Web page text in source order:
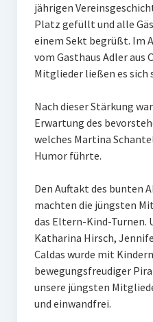
Kinderturnen 5 – 7 Jahre
Männerfit
Verein
Mitglied werden
Förderverein
Gaststätte
Fans
Anpfiff
Fanshop
jährigen
Platz gefüllt und alle
einem Sekt begrüßt. Im
vom Gasthaus Adler aus
Mitglieder ließen es sich
Nach dieser Stärkung
Erwartung des
welches Martina
Humor führte.
Den Auftakt des bunten
machten die jüngsten
das Eltern-Kind-Turnen.
Katharina Hirsch,
Caldas wurde mit
bewegungsfreudiger
unsere jüngsten
und einwandfrei.